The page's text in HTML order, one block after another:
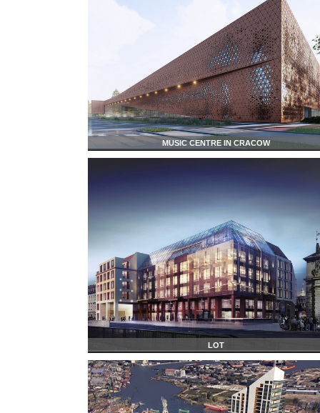
MUSIC CENTRE IN CRACOW
LOT